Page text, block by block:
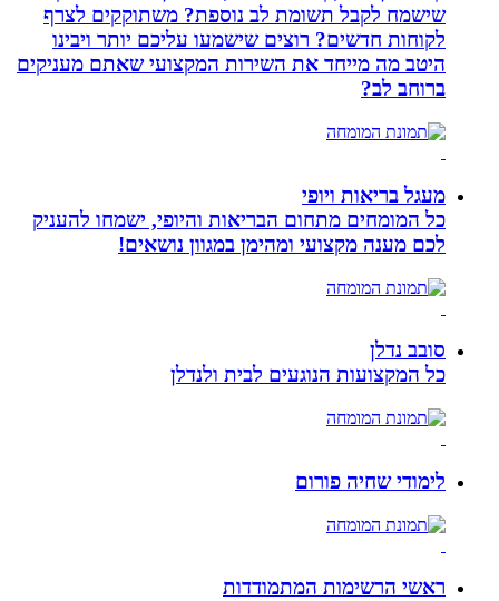
שישמח לקבל תשומת לב נוספת? משתוקקים לצרף
לקוחות חדשים? רוצים שישמעו עליכם יותר ויבינו
היטב מה מייחד את השירות המקצועי שאתם מעניקים
ברוחב לב?
מעגל בריאות ויופי
כל המומחים מתחום הבריאות והיופי, ישמחו להעניק
לכם מענה מקצועי ומהימן במגוון נושאים!
סובב נדלן
כל המקצועות הנוגעים לבית ולנדלן
לימודי שחיה פורום
ראשי הרשימות המתמודדות